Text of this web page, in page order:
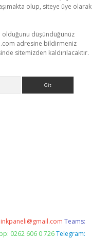
olup, siteye üye olarak
olduğunu düşündüğünüz
adresine bildirmeniz
sitemizden kaldırılacaktır.
Teams:
0262 606 0 726 Telegram: